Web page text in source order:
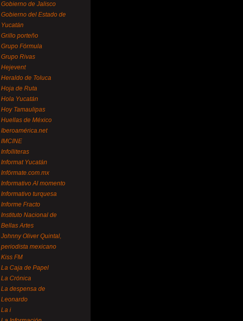
Gobierno de Jalisco
Gobierno del Estado de
Yucatán
Grillo porteño
Grupo Fórmula
Grupo Rivas
Hejevent
Heraldo de Toluca
Hoja de Ruta
Hola Yucatán
Hoy Tamaulipas
Huellas de México
Iberoamérica.net
IMCINE
Infolliteras
Informat Yucatán
Infórmate.com.mx
Informativo Al momento
Informativo turquesa
Informe Fracto
Instituto Nacional de
Bellas Artes
Johnny Oliver Quintal,
periodista mexicano
Kiss FM
La Caja de Papel
La Crónica
La despensa de
Leonardo
La i